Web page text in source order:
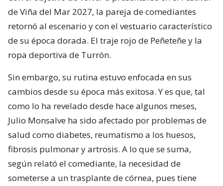
de Viña del Mar 2027, la pareja de comediantes
retornó al escenario y con el vestuario característico
de su época dorada. El traje rojo de Peñeteñe y la
ropa deportiva de Turrón.
Sin embargo, su rutina estuvo enfocada en sus
cambios desde su época más exitosa. Y es que, tal
como lo ha revelado desde hace algunos meses,
Julio Monsalve ha sido afectado por problemas de
salud como diabetes, reumatismo a los huesos,
fibrosis pulmonar y artrosis. A lo que se suma,
según relató el comediante, la necesidad de
someterse a un trasplante de córnea, pues tiene